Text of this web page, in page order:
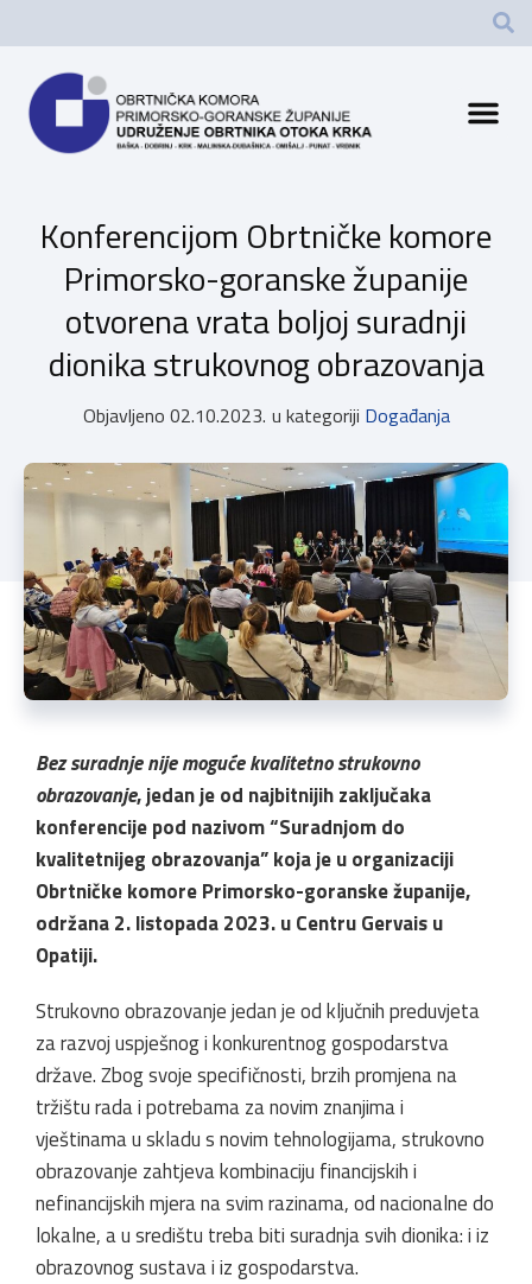
Konferencijom Obrtničke komore
Primorsko-goranske županije
otvorena vrata boljoj suradnji
dionika strukovnog obrazovanja
Objavljeno 02.10.2023. u kategoriji Događanja
Bez suradnje nije moguće kvalitetno strukovno
obrazovanje, jedan je od najbitnijih zaključaka
konferencije pod nazivom “Suradnjom do
kvalitetnijeg obrazovanja” koja je u organizaciji
Obrtničke komore Primorsko-goranske županije,
održana 2. listopada 2023. u Centru Gervais u
Opatiji.
Strukovno obrazovanje jedan je od ključnih preduvjeta
za razvoj uspješnog i konkurentnog gospodarstva
države. Zbog svoje specifičnosti, brzih promjena na
tržištu rada i potrebama za novim znanjima i
vještinama u skladu s novim tehnologijama, strukovno
obrazovanje zahtjeva kombinaciju financijskih i
nefinancijskih mjera na svim razinama, od nacionalne do
lokalne, a u središtu treba biti suradnja svih dionika: i iz
obrazovnog sustava i iz gospodarstva.